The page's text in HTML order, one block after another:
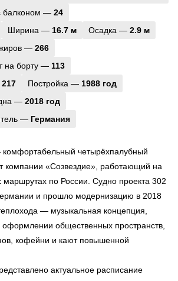
балконом — 24
Ширина — 16.7 м Осадка — 2.9 м
— 266
на борту — 113
217 Постройка — 1988 год
— 2018 год
— Германия
четырёхпалубный
компании «Созвездие», работающий на
по России. Судно проекта 302
и прошло модернизацию в 2018
— музыкальная концепция,
оформлении общественных пространств,
кофейни и кают повышенной
актуальное расписание